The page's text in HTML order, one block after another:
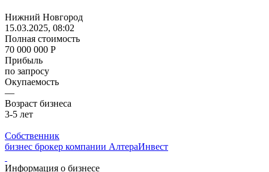
Нижний Новгород
15.03.2025, 08:02
Полная стоимость
70 000 000 Р
Прибыль
по запросу
Окупаемость
—
Возраст бизнеса
3-5 лет
Собственник
бизнес брокер компании АлтераИнвест
Информация о бизнесе